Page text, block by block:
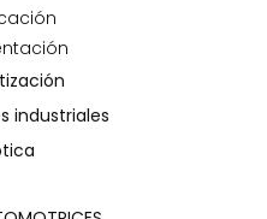
industriales